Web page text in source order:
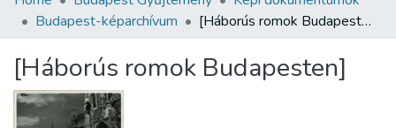
Statistics
About us
Budapest-képarchívum
[Háborús romok Budapesten]
[Háborús romok Budapesten]